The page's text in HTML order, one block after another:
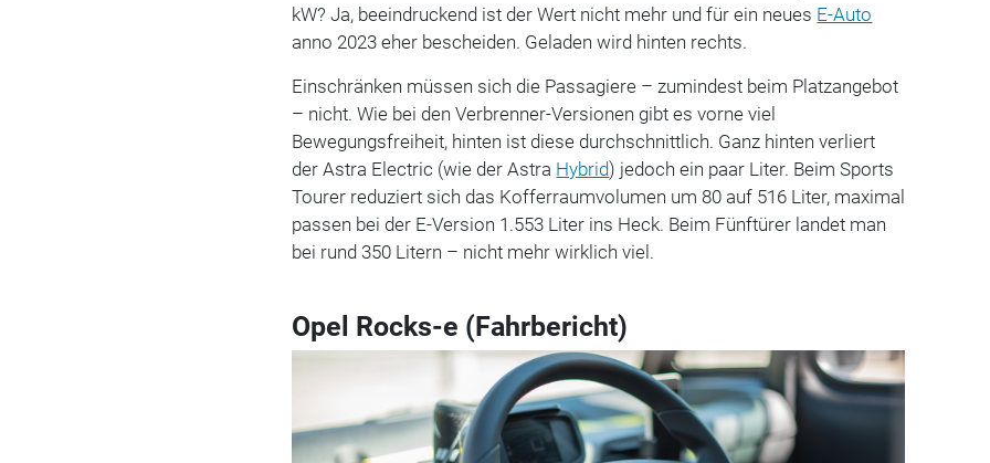
kW? Ja, beeindruckend ist der Wert nicht mehr und für ein neues E-Auto
anno 2023 eher bescheiden. Geladen wird hinten rechts.
Einschränken müssen sich die Passagiere – zumindest beim Platzangebot
– nicht. Wie bei den Verbrenner-Versionen gibt es vorne viel
Bewegungsfreiheit, hinten ist diese durchschnittlich. Ganz hinten verliert
der Astra Electric (wie der Astra Hybrid) jedoch ein paar Liter. Beim Sports
Tourer reduziert sich das Kofferraumvolumen um 80 auf 516 Liter, maximal
passen bei der E-Version 1.553 Liter ins Heck. Beim Fünftürer landet man
bei rund 350 Litern – nicht mehr wirklich viel.
Opel Rocks-e (Fahrbericht)